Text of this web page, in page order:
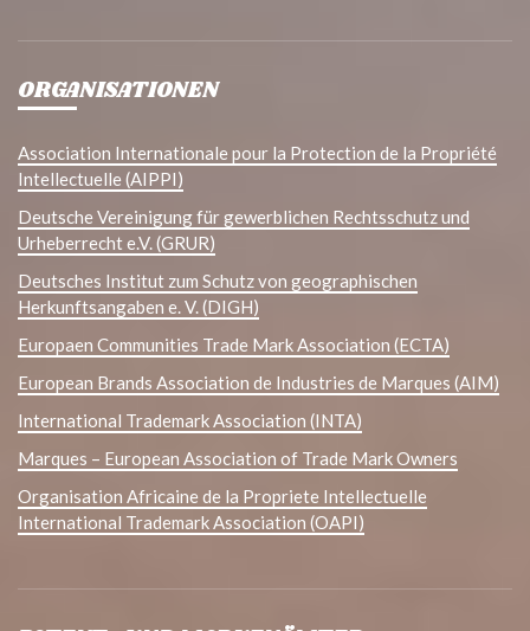
ORGANISATIONEN
Association Internationale pour la Protection de la Propriété
Intellectuelle (AIPPI)
Deutsche Vereinigung für gewerblichen Rechtsschutz und
Urheberrecht e.V. (GRUR)
Deutsches Institut zum Schutz von geographischen
Herkunftsangaben e. V. (DIGH)
Europaen Communities Trade Mark Association (ECTA)
European Brands Association de Industries de Marques (AIM)
International Trademark Association (INTA)
Marques – European Association of Trade Mark Owners
Organisation Africaine de la Propriete Intellectuelle
International Trademark Association (OAPI)